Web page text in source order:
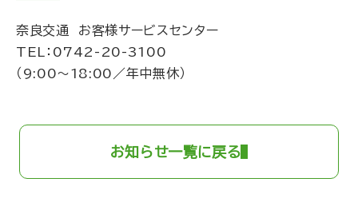
奈良交通 お客様サービスセンター
TEL： 0742-20-3100
（9:00～18:00／年中無休）
お知らせ一覧に戻る